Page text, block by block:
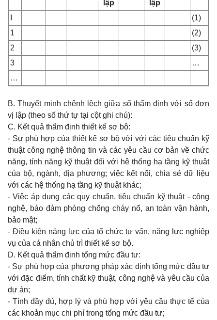
lập
lập
(1)
1
(2)
2
(3)
3
…
…
B. Thuyết minh chênh lệch giữa số thẩm định với số đơn
vị lập (theo số thứ tự tại cột ghi chú):
C. Kết quả thẩm định thiết kế sơ bộ:
- Sự phù hợp của thiết kế sơ bộ với với các tiêu chuẩn kỹ
thuật công nghệ thông tin và các yêu cầu cơ bản về chức
năng, tính năng kỹ thuật đối với hệ thống hạ tầng kỹ thuật
của bộ, ngành, địa phương; việc kết nối, chia sẻ dữ liệu
với các hệ thống hạ tầng kỹ thuật khác;
- Việc áp dụng các quy chuẩn, tiêu chuẩn kỹ thuật - công
nghệ, bảo đảm phòng chống cháy nổ, an toàn vận hành,
bảo mật;
- Điều kiện năng lực của tổ chức tư vấn, năng lực nghiệp
vụ của cá nhân chủ trì thiết kế sơ bộ.
D. Kết quả thẩm định tổng mức đầu tư:
- Sự phù hợp của phương pháp xác định tổng mức đầu tư
với đặc điểm, tính chất kỹ thuật, công nghệ và yêu cầu của
dự án;
- Tính đầy đủ, hợp lý và phù hợp với yêu cầu thực tế của
các khoản mục chi phí trong tổng mức đầu tư;